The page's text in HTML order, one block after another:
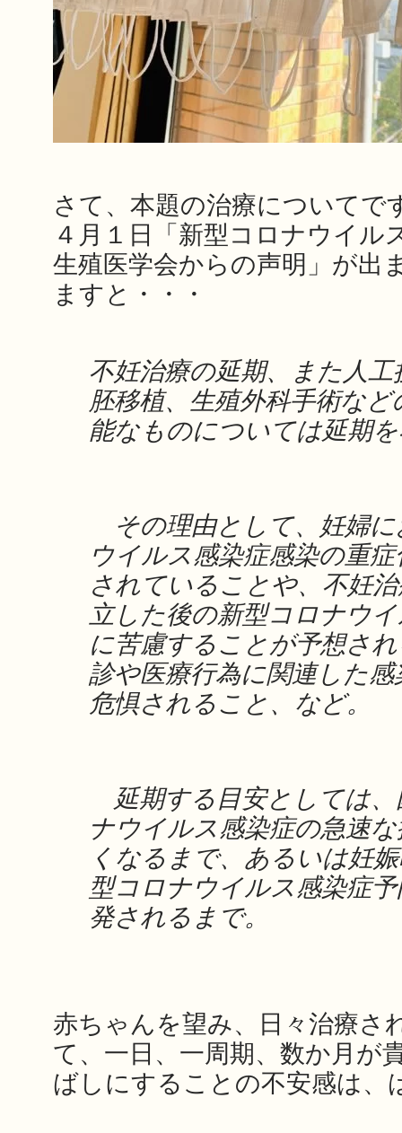
さて、本題の治療についてで
４月１日「新型コロナウイル
生殖医学会からの声明」が出
ますと・・・
不妊治療の延期、また人
胚移植、生殖外科手術な
能なものについては延期
その理由として、妊婦に
ウイルス感染症感染の重
されていることや、不妊
立した後の新型コロナウ
に苦慮することが予想さ
診や医療行為に関連した
危惧されること、など。
延期する目安としては、
ナウイルス感染症の急速
くなるまで、あるいは妊
型コロナウイルス感染症
発されるまで。
赤ちゃんを望み、日々治療さ
て、一日、一周期、数か月が
ばしにすることの不安感は、